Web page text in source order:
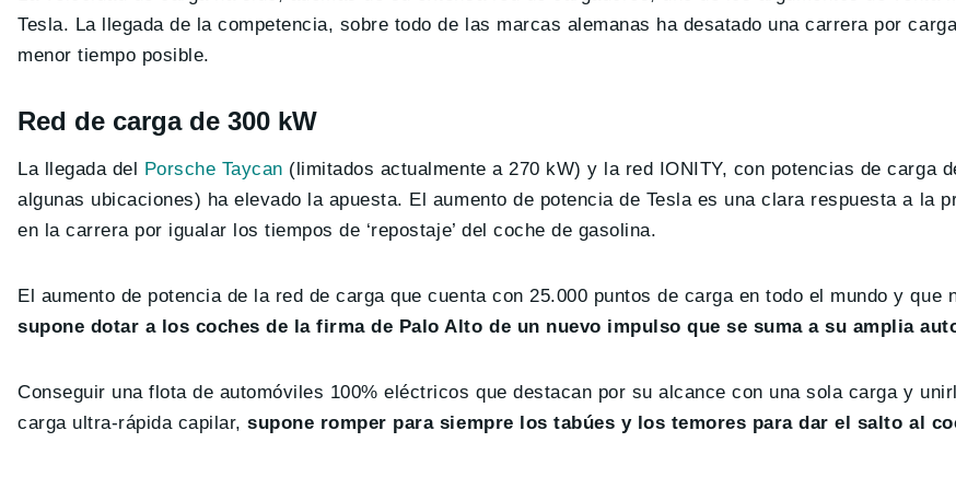
Tesla. La llegada de la competencia, sobre todo de las marcas alemanas ha desatado una carrera por
menor tiempo posible.
Red de carga de 300 kW
La llegada del Porsche Taycan (limitados actualmente a 270 kW) y la red IONITY, con potencias de carga
algunas ubicaciones) ha elevado la apuesta. El aumento de potencia de Tesla es una clara respuesta a la
en la carrera por igualar los tiempos de ‘repostaje’ del coche de gasolina.
El aumento de potencia de la red de carga que cuenta con 25.000 puntos de carga en todo el mundo y que
supone dotar a los coches de la firma de Palo Alto de un nuevo impulso que se suma a su amplia
Conseguir una flota de automóviles 100% eléctricos que destacan por su alcance con una sola carga y
carga ultra-rápida capilar, supone romper para siempre los tabúes y los temores para dar el salto al